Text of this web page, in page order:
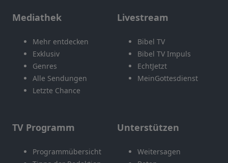
Mediathek
Mehr entdecken
Exklusiv
Genres
Alle Sendungen
Letzte Chance
Livestream
Bibel TV
Bibel TV Impuls
EchtJetzt
MeinGottesdienst
TV Programm
Programmübersicht
Unterstützen
Weitersagen